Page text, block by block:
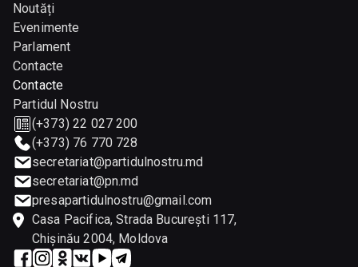
Noutăți
Evenimente
Parlament
Contacte
Contacte
Partidul Nostru
(+373) 22 027 200
(+373) 76 770 728
secretariat@partidulnostru.md
secretariat@pn.md
presapartidulnostru@gmail.com
Casa Pacifica, Strada București 117,
Chişinău 2004, Moldova